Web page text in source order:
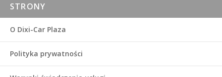
STRONY
O Dixi-Car Plaza
Polityka prywatności